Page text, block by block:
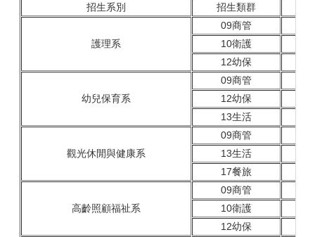
招生系別 招生類群
護理系
09商管
10衛護
12幼保
幼兒保育系
09商管
12幼保
13生活
觀光休閒與健康系
09商管
13生活
17餐旅
高齡照顧福祉系
09商管
10衛護
12幼保